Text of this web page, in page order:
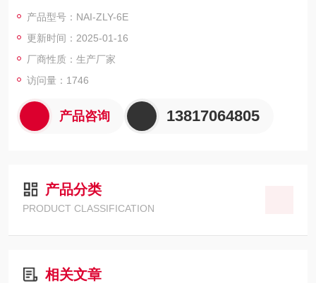
产品型号：NAI-ZLY-6E
更新时间：2025-01-16
厂商性质：生产厂家
访问量：1746
产品咨询 13817064805
产品分类
PRODUCT CLASSIFICATION
相关文章